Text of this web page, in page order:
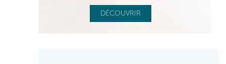
DÉCOUVRIR